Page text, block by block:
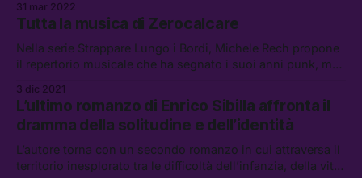
31 mar 2022
Tutta la musica di Zerocalcare
Nella serie Strappare Lungo i Bordi, Michele Rech propone
il repertorio musicale che ha segnato i suoi anni punk, ma
boomer,” fino a trovare continuità con la storia e la musica
di Max Pezzali
3 dic 2021
L’ultimo romanzo di Enrico Sibilla affronta il
dramma della solitudine e dell’identità
L’autore torna con un secondo romanzo in cui attraversa il
territorio inesplorato tra le difficoltà dell’infanzia, della vita